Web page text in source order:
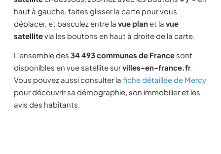
haut à gauche, faites glisser la carte pour vous
déplacer, et basculez entre la vue planet la vue
satellitevia les boutons en haut à droite de la carte.
L'ensemble des 34 493 communes de France sont
disponibles en vue satellite survilles-en-france.fr.
Vous pouvez aussi consulter la fiche détaillée de Mercy
pour découvrir sa démographie, son immobilier et les
avis des habitants.